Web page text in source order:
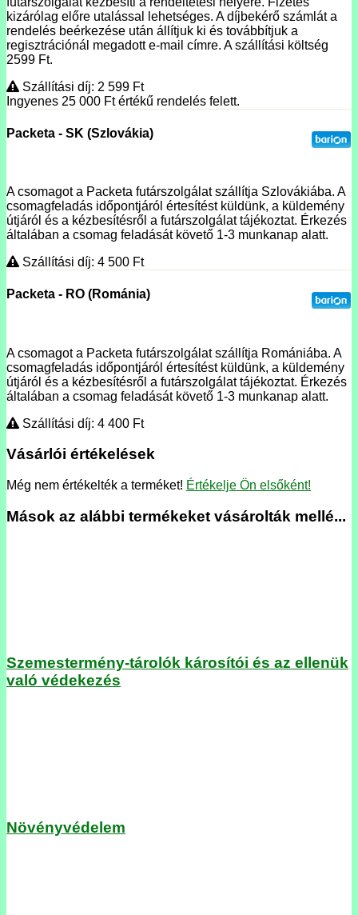
kizárólag előre utalással lehetséges. A díjbekérő számlát a
rendelés beérkezése után állítjuk ki és továbbítjuk a
regisztrációnál megadott e-mail címre. A szállítási költség
2599 Ft.
Szállítási díj: 2 599 Ft
Ingyenes 25 000 Ftértékű rendelés felett.
Packeta - SK (Szlovákia)
A csomagot a Packeta futárszolgálat szállítja Szlovákiába. A
csomagfeladás időpontjáról értesítést küldünk, a küldemény
útjáról és a kézbesítésről a futárszolgálat tájékoztat. Érkezés
általában a csomag feladását követő 1-3 munkanap alatt.
Szállítási díj: 4 500 Ft
Packeta - RO (Románia)
A csomagot a Packeta futárszolgálat szállítja Romániába. A
csomagfeladás időpontjáról értesítést küldünk, a küldemény
útjáról és a kézbesítésről a futárszolgálat tájékoztat. Érkezés
általában a csomag feladását követő 1-3 munkanap alatt.
Szállítási díj: 4 400 Ft
Vásárlói értékelések
Még nem értékelték a terméket! Értékelje Ön elsőként!
Mások az alábbi termékeket vásárolták mellé...
Szemestermény-tárolók károsítói és az ellenük
való védekezés
Növényvédelem